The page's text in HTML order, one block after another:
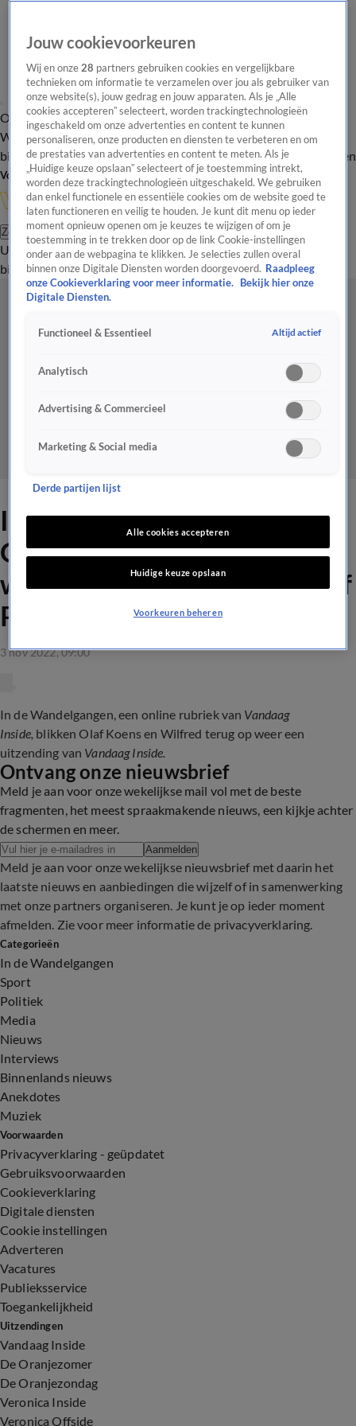
Overzicht Onze programma's Uitzendingen Onze gezichten
In de
WandelgangenInterviewsUitzending
bijwonenPodcastShopVeelgestelde vragenKijkersvraag insturen
Volg Vandaag Inside
Zoeken
UitzendingenVandaag InsideDe OranjezomerShopUitzending
bijwonen
In de Wandelgangen met
Olaf Koens: ‘Ik zou niet
weten wat ik aan Zelensky of
Poetin moet vragen’
3 nov 2022, 09:00
In de Wandelgangen, een online rubriek van Vandaag
Inside, blikken Olaf Koens en Wilfred terug op weer een
uitzending van Vandaag Inside.
Ontvang onze nieuwsbrief
Meld je aan voor onze wekelijkse mail vol met de beste
fragmenten, het meest spraakmakende nieuws, een kijkje achter
de schermen en meer.
Aanmelden
Meld je aan voor onze wekelijkse nieuwsbrief met daarin het
laatste nieuws en aanbiedingen die wijzelf of in samenwerking
met onze partners organiseren. Je kunt je op ieder moment
afmelden. Zie voor meer informatie de privacyverklaring.
Categorieën
In de Wandelgangen
Sport
Politiek
Media
Nieuws
Interviews
Binnenlands nieuws
Anekdotes
Muziek
Voorwaarden
Privacyverklaring - geüpdatet
Gebruiksvoorwaarden
Cookieverklaring
Digitale diensten
Cookie instellingen
Adverteren
Vacatures
Publieksservice
Toegankelijkheid
Uitzendingen
Vandaag Inside
De Oranjezomer
De Oranjezondag
Veronica Inside
Veronica Offside
Jouw cookievoorkeuren
Wij en onze28 partners gebruiken cookies en vergelijkbare
technieken om informatie te verzamelen over jou als gebruiker van
onze website(s), jouw gedrag en jouw apparaten. Als je „Alle
cookies accepteren” selecteert, worden trackingtechnologieën
ingeschakeld om onze advertenties en content te kunnen
personaliseren, onze producten en diensten te verbeteren en om
de prestaties van advertenties en content te meten. Als je
„Huidige keuze opslaan” selecteert of je toestemming intrekt,
worden deze trackingtechnologieën uitgeschakeld. We gebruiken
dan enkel functionele en essentiële cookies om de website goed te
laten functioneren en veilig te houden. Je kunt dit menu op ieder
moment opnieuw openen om je keuzes te wijzigen of om je
toestemming in te trekken door op de link Cookie-instellingen
onder aan de webpagina te klikken. Je selecties zullen overal
binnen onze Digitale Diensten worden doorgevoerd. Raadpleeg
onze Cookieverklaring voor meer informatie.
Bekijk hier onze
Digitale Diensten.
Functioneel & Essentieel Altijd actief
Analytisch
Advertising & Commercieel
Marketing & Social media
Derde partijen lijst
Alle cookies accepteren
Huidige keuze opslaan
Voorkeuren beheren